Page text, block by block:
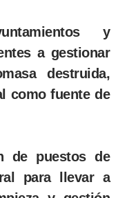
y
a gestionar
destruida,
como fuente de
de puestos de
para llevar a